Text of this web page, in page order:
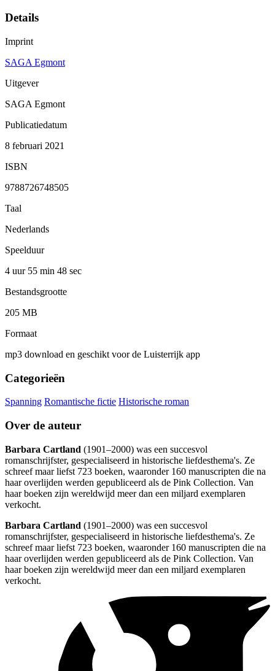
Details
Imprint
SAGA Egmont
Uitgever
SAGA Egmont
Publicatiedatum
8 februari 2021
ISBN
9788726748505
Taal
Nederlands
Speelduur
4 uur 55 min 48 sec
Bestandsgrootte
205 MB
Formaat
mp3 download en geschikt voor de Luisterrijk app
Categorieën
Spanning Romantische fictie Historische roman
Over de auteur
Barbara Cartland (1901–2000) was een succesvol
romanschrijfster, gespecialiseerd in historische liefdesthema's. Ze
schreef maar liefst 723 boeken, waaronder 160 manuscripten die na
haar overlijden werden gepubliceerd als de Pink Collection. Van
haar boeken zijn wereldwijd meer dan een miljard exemplaren
verkocht.
Barbara Cartland (1901–2000) was een succesvol
romanschrijfster, gespecialiseerd in historische liefdesthema's. Ze
schreef maar liefst 723 boeken, waaronder 160 manuscripten die na
haar overlijden werden gepubliceerd als de Pink Collection. Van
haar boeken zijn wereldwijd meer dan een miljard exemplaren
verkocht.